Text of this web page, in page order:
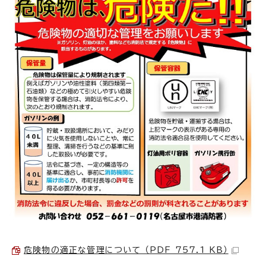
危険物の適正な管理について （PDF 757.1 KB）